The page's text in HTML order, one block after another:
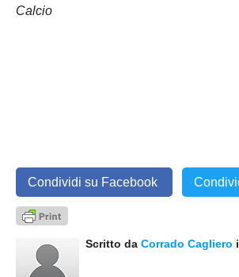
Calcio
Condividi su Facebook
Scritto da Corrado Cagliero